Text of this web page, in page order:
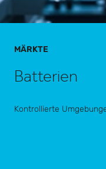
MÄRKTE
Batterien
Kontrollierte